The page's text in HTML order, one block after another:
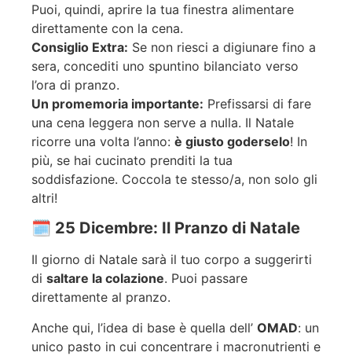
Puoi, quindi, aprire la tua finestra alimentare
direttamente con la cena.
Consiglio Extra: Se non riesci a digiunare fino a
sera, concediti uno spuntino bilanciato verso
l’ora di pranzo.
Un promemoria importante: Prefissarsi di fare
una cena leggera non serve a nulla. Il Natale
ricorre una volta l’anno: è giusto goderselo! In
più, se hai cucinato prenditi la tua
soddisfazione. Coccola te stesso/a, non solo gli
altri!
🗓️ 25 Dicembre: Il Pranzo di Natale
Il giorno di Natale sarà il tuo corpo a suggerirti
di saltare la colazione. Puoi passare
direttamente al pranzo.
Anche qui, l’idea di base è quella dell’ OMAD: un
unico pasto in cui concentrare i macronutrienti e